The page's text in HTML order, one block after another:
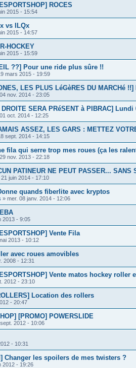
ROCES
2015 - 15:54
vs ILQx
2015 - 14:57
HOCKEY
2015 - 15:59
??] Pour une ride plus sûre !!
mars 2015 - 19:59
LES PLUS LéGèRES DU MARCHé
nov. 2014 - 23:05
SERA PRéSENT à PIBRAC] Lundi
oct. 2014 - 12:25
ASSEZ, LES GARS : METTEZ
sept. 2014 - 14:15
fila qui serre trop mes roues (ça les
nov. 2013 - 22:18
PATINEUR NE PEUT PASSER... SANS
juin 2014 - 17:10
quands fiberlite avec kryptos
» mer. 08 janv. 2014 - 12:06
2013 - 9:05
Vente Fila
2013 - 10:12
avec roues amovibles
2008 - 12:31
Vente matos hockey roller
2012 - 23:10
Location des rollers
- 20:47
[PROMO] POWERSLIDE
2012 - 10:06
- 10:31
Changer les spoilers de mes twisters ?
2012 - 19:26